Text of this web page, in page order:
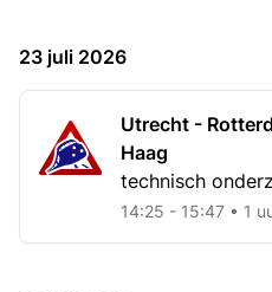
23 juli 2026
Utrecht -
Haag
technisch
14:25 - 15:47 • 1